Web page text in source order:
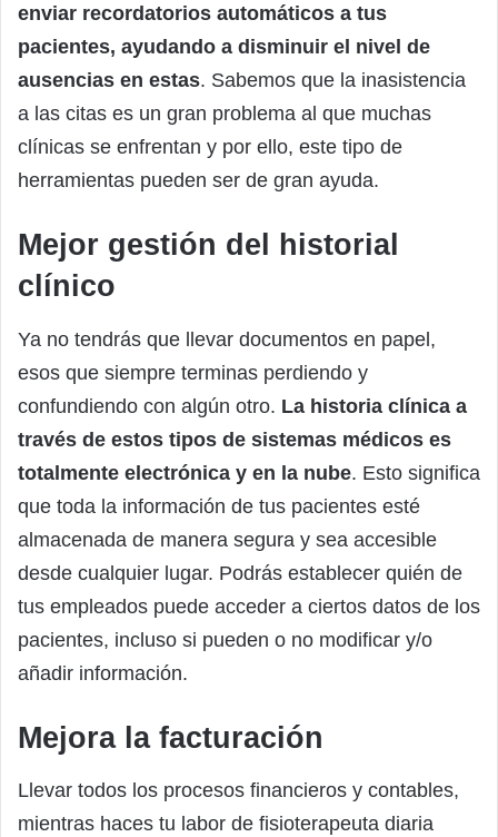
enviar recordatorios automáticos a tus
pacientes, ayudando a disminuir el nivel de
ausencias en estas. Sabemos que la inasistencia
a las citas es un gran problema al que muchas
clínicas se enfrentan y por ello, este tipo de
herramientas pueden ser de gran ayuda.
Mejor gestión del historial
clínico
Ya no tendrás que llevar documentos en papel,
esos que siempre terminas perdiendo y
confundiendo con algún otro. La historia clínica a
través de estos tipos de sistemas médicos es
totalmente electrónica y en la nube. Esto significa
que toda la información de tus pacientes esté
almacenada de manera segura y sea accesible
desde cualquier lugar. Podrás establecer quién de
tus empleados puede acceder a ciertos datos de los
pacientes, incluso si pueden o no modificar y/o
añadir información.
Mejora la facturación
Llevar todos los procesos financieros y contables,
mientras haces tu labor de fisioterapeuta diaria